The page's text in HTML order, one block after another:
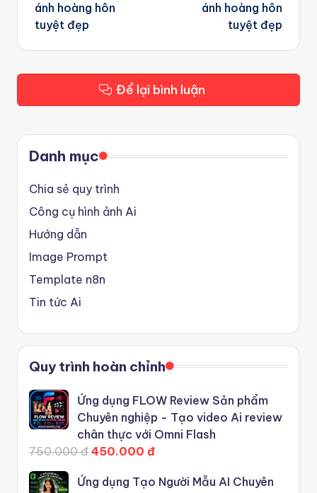
ánh hoàng hôn
tuyệt đẹp
ánh hoàng hôn
tuyệt đẹp
Để lại bình luận
Danh mục
Chia sẻ quy trình
Công cụ hình ảnh Ai
Hướng dẫn
Image Prompt
Template n8n
Tin tức Ai
Quy trình hoàn chỉnh
Ứng dụng FLOW Review Sản phẩm
Chuyên nghiệp - Tạo video Ai review
chân thực với Omni Flash
750.000 đ 450.000 đ
Ứng dụng Tạo Người Mẫu AI Chuyên